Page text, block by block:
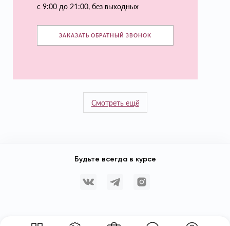
с 9:00 до 21:00, без выходных
ЗАКАЗАТЬ ОБРАТНЫЙ ЗВОНОК
Смотреть ещё
Будьте всегда в курсе